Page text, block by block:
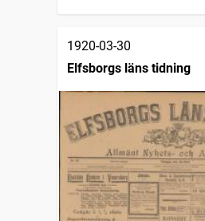
1920-03-30
Elfsborgs läns tidning